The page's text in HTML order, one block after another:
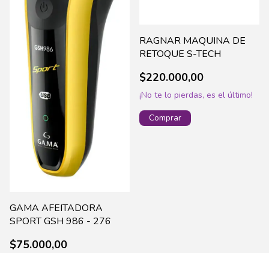
GAMA AFEITADORA
SPORT GSH 986 - 276
$75.000,00
RAGNAR MAQUINA DE
RETOQUE S-TECH
$220.000,00
¡No te lo pierdas, es el último!